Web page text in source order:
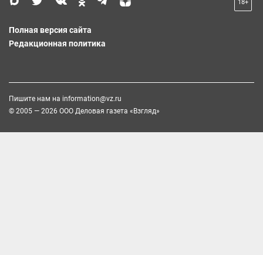
18+
Полная версия сайта
Редакционная политика
Пишите нам на information@vz.ru
© 2005 — 2026 ООО Деловая газета «Взгляд»